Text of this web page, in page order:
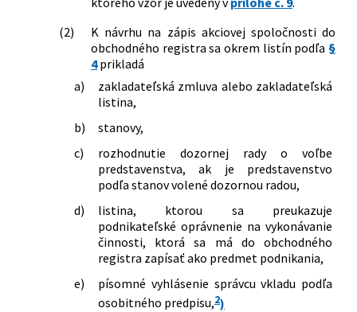
(2)
K návrhu na zápis akciovej spoločnosti do
obchodného registra sa okrem listín podľa §
4prikladá
a)
zakladateľská zmluva alebo zakladateľská
listina,
b)
stanovy,
c)
rozhodnutie dozornej rady o voľbe
predstavenstva, ak je predstavenstvo
podľa stanov volené dozornou radou,
d)
listina, ktorou sa preukazuje
podnikateľské oprávnenie na vykonávanie
činnosti, ktorá sa má do obchodného
registra zapísať ako predmet podnikania,
e)
písomné vyhlásenie správcu vkladu podľa
osobitného predpisu,2)